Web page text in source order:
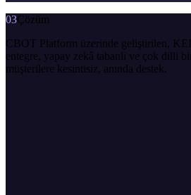
03Çözüm
CBOT Platform üzerinde geliştirilen,
entegre, yapay zekâ tabanlı ve çok dilli
müşterilere kesintisiz, anında destek.